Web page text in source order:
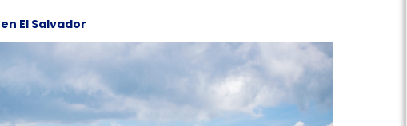
El Salvador